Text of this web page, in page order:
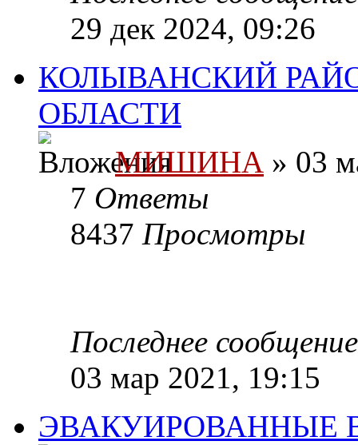
29 дек 2024, 09:26
КОЛЫВАНСКИЙ
ОБЛАСТИ
МИШИНА » 03
7 Ответы
8437 Просмотры
Последнее
03 мар 2021, 19:15
ЭВАКУИРОВАННЫЕ